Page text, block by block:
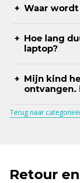
Waar
Hoe lang
laptop?
Mijn kind
ontvangen.
Terug naar
Retour